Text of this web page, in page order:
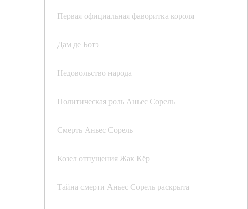
Первая официальная фаворитка короля
Дам де Ботэ
Недовольство народа
Политическая роль Аньес Сорель
Смерть Аньес Сорель
Козел отпущения Жак Кёр
Тайна смерти Аньес Сорель раскрыта